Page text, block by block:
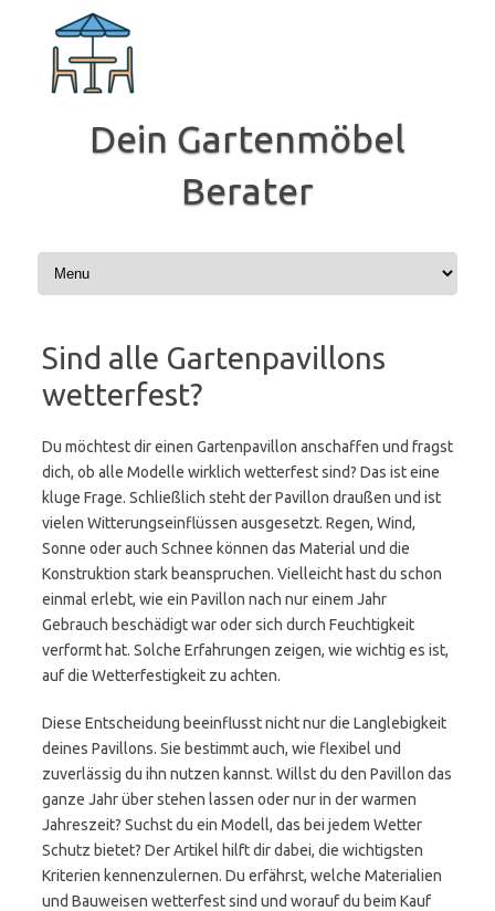
Inhalt
springen
Dein Gartenmöbel
Berater
Sind alle Gartenpavillons
wetterfest?
Du möchtest dir einen Gartenpavillon anschaffen und fragst
dich, ob alle Modelle wirklich wetterfest sind? Das ist eine
kluge Frage. Schließlich steht der Pavillon draußen und ist
vielen Witterungseinflüssen ausgesetzt. Regen, Wind,
Sonne oder auch Schnee können das Material und die
Konstruktion stark beanspruchen. Vielleicht hast du schon
einmal erlebt, wie ein Pavillon nach nur einem Jahr
Gebrauch beschädigt war oder sich durch Feuchtigkeit
verformt hat. Solche Erfahrungen zeigen, wie wichtig es ist,
auf die Wetterfestigkeit zu achten.
Diese Entscheidung beeinflusst nicht nur die Langlebigkeit
deines Pavillons. Sie bestimmt auch, wie flexibel und
zuverlässig du ihn nutzen kannst. Willst du den Pavillon das
ganze Jahr über stehen lassen oder nur in der warmen
Jahreszeit? Suchst du ein Modell, das bei jedem Wetter
Schutz bietet? Der Artikel hilft dir dabei, die wichtigsten
Kriterien kennenzulernen. Du erfährst, welche Materialien
und Bauweisen wetterfest sind und worauf du beim Kauf